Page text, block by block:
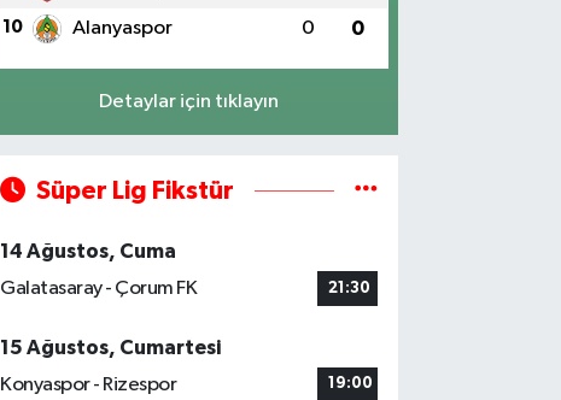
10 Alanyaspor 0 0
Detaylar için tıklayın
Süper Lig Fikstür
14 Ağustos, Cuma
Galatasaray - Çorum FK
21:30
15 Ağustos, Cumartesi
Konyaspor - Rizespor
19:00